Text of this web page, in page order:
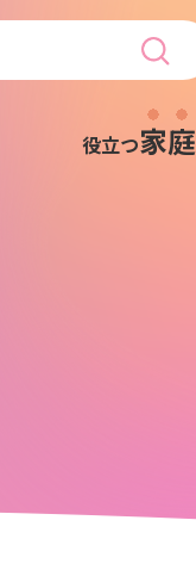
役立つ家庭